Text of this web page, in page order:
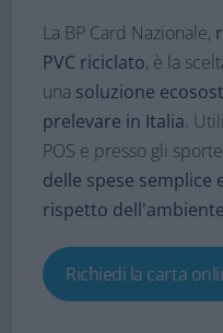
La BP Card Nazionale,
PVC riciclato, è la
una soluzione
prelevare in Italia.
POS e presso gli
delle spese semplice
rispetto
Richiedi la carta